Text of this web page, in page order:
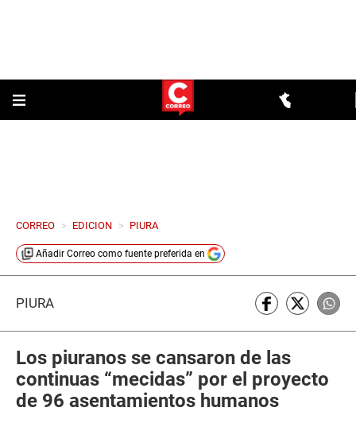
CORREO > EDICION > PIURA
Añadir Correo como fuente preferida en
PIURA
Los piuranos se cansaron de las
continuas “mecidas” por el proyecto
de 96 asentamientos humanos